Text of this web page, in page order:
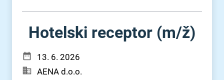
Hotelski receptor (m⁠/⁠ž)
13. 6. 2026
AENA d.o.o.